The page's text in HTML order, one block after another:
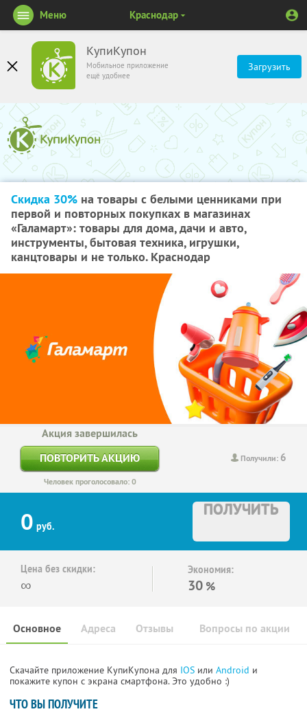
КупиКупон
Мобильное приложение
ещё удобнее
Загрузить
Меню Краснодар
Скидка 30% на товары с белыми ценниками при
первой и повторных покупках в магазинах
«Галамарт»: товары для дома, дачи и авто,
инструменты, бытовая техника, игрушки,
канцтовары и не только. Краснодар
Получили: 6
Акция завершилась
ПОВТОРИТЬ АКЦИЮ
Человек проголосовало: 0
0 руб.
ПОЛУЧИТЬ
Цена без скидки:
∞
Экономия:
30 %
Основное Отзывы Вопросы по акции
Адреса
Скачайте приложение КупиКупона для IOS или Android и
покажите купон с экрана смартфона. Это удобно :)
ЧТО ВЫ ПОЛУЧИТЕ